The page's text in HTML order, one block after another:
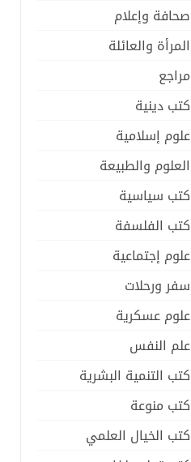
صحافة وإعلام
المرأة والعائلة
مراجع
كتب دينية
علوم إسلامية
العلوم والطبيعة
كتب سياسية
كتب الفلسفة
علوم إجتماعية
سفر ورحلات
علوم عسكرية
علم النفس
كتب التنمية البشرية
كتب منوعة
كتب الخيال العلمي